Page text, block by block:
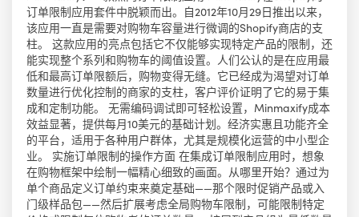
订单限制应用套件中脱颖而出。自2012年10月29日推出以来，
该应用一直是需要对购物车容量进行微调的Shopify商店的支
柱。 这款应用的亮点包括它不仅能够实现特定产品的限制，还
能实现整个系列和购物车的阈值设置。人们公认的是在应用最
低和最高订单限额后，购物变得无缝。它已经成为渴望对订单
数量进行优化控制的商家的支柱，客户评价证明了它的易于集
成和定制功能。 无需编码调试即可轻松设置，Minmaxify成本
效益显著，提供每月10美元的基础计划。经济实惠且功能齐全
的平台，适用于各种用户群体，尤其是规模化运营的中小型企
业。 实施订单限制的操作方面 在集成订单限制应用时，想象
在购物框架中绘制一幅精心细致的画面。从哪里开始？通过为
单个商品定义订单约束来奠定基础——那个限时促销产品或入
门级样品包——然后扩展考虑全局购物车限制，可能限制特定